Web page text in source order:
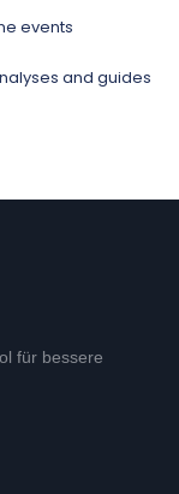
events
and guides
für bessere